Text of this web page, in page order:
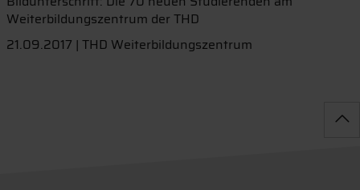
Weiterbildungszentrum der THD
21.09.2017 | THD Weiterbildungszentrum